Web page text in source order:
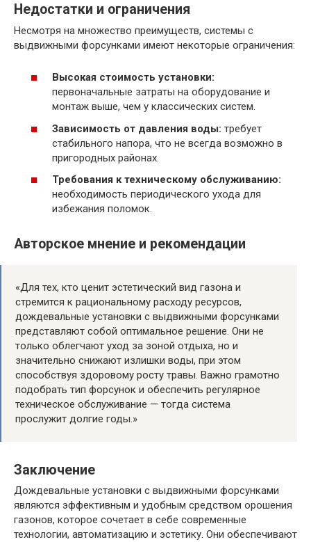
Недостатки и ограничения
Несмотря на множество преимуществ, системы с
выдвижными форсунками имеют некоторые ограничения:
Высокая стоимость установки:
первоначальные затраты на оборудование и
монтаж выше, чем у классических систем.
Зависимость от давления воды: требует
стабильного напора, что не всегда возможно в
пригородных районах.
Требования к техническому обслуживанию:
необходимость периодического ухода для
избежания поломок.
Авторское мнение и рекомендации
«Для тех, кто ценит эстетический вид газона и
стремится к рациональному расходу ресурсов,
дождевальные установки с выдвижными форсунками
представляют собой оптимальное решение. Они не
только облегчают уход за зоной отдыха, но и
значительно снижают излишки воды, при этом
способствуя здоровому росту травы. Важно грамотно
подобрать тип форсунок и обеспечить регулярное
техническое обслуживание — тогда система
прослужит долгие годы.»
Заключение
Дождевальные установки с выдвижными форсунками
являются эффективным и удобным средством орошения
газонов, которое сочетает в себе современные
технологии, автоматизацию и эстетику. Они обеспечивают